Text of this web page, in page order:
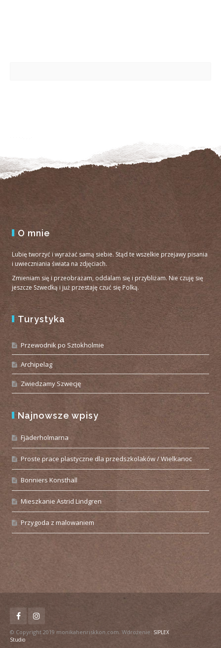
O mnie
Lubię tworzyć i wyrażać samą siebie. Stąd te wszelkie przejawy pisania
i uwieczniania świata na zdjęciach.
Zmieniam się i przeobrażam, oddalam się i przybliżam. Nie czuję się
jeszcze Szwedką i już przestaję czuć się Polką.
Turystyka
Przewodnik po Sztokholmie
Archipelag
Zwiedzamy Szwecję
Najnowsze wpisy
Fjäderholmarna
Proste prace plastyczne dla przedszkolaków / Wielkanoc
Bonniers Konsthall
Mieszkanie Astrid Lindgren
Przygoda z malowaniem
© Copyright 2019 monikahenriskkon.com. Wdrożenie: SIPLEX
Studio